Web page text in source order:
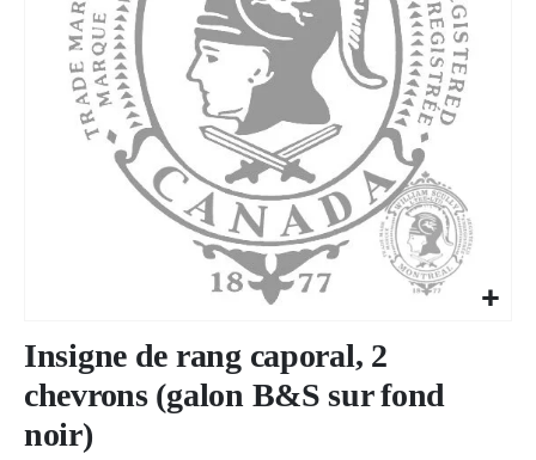
au
début
de
Galerie
Insigne de rang caporal, 2
chevrons (galon B&S sur fond
noir)